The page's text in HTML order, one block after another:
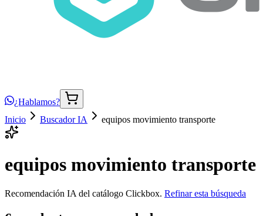
¿Hablamos?
Inicio
Buscador IA equipos movimiento transporte
equipos movimiento transporte
Recomendación IA del catálogo Clickbox. Refinar esta búsqueda